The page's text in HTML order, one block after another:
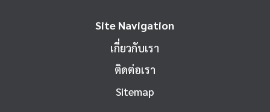
Site Navigation
เกี่ยวกับเรา
ติดต่อเรา
Sitemap